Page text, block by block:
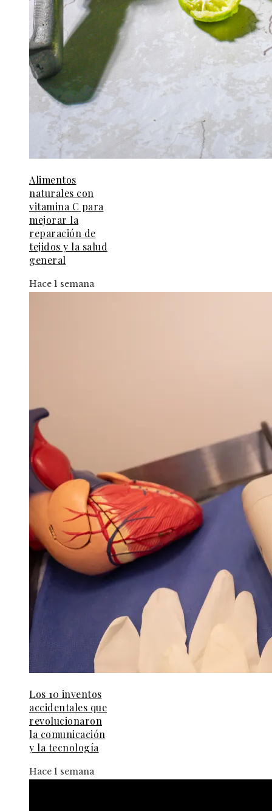
Alimentos
naturales con
vitamina C para
mejorar la
reparación de
tejidos y la salud
general
Hace 1 semana
Los 10 inventos
accidentales que
revolucionaron
la comunicación
y la tecnología
Hace 1 semana